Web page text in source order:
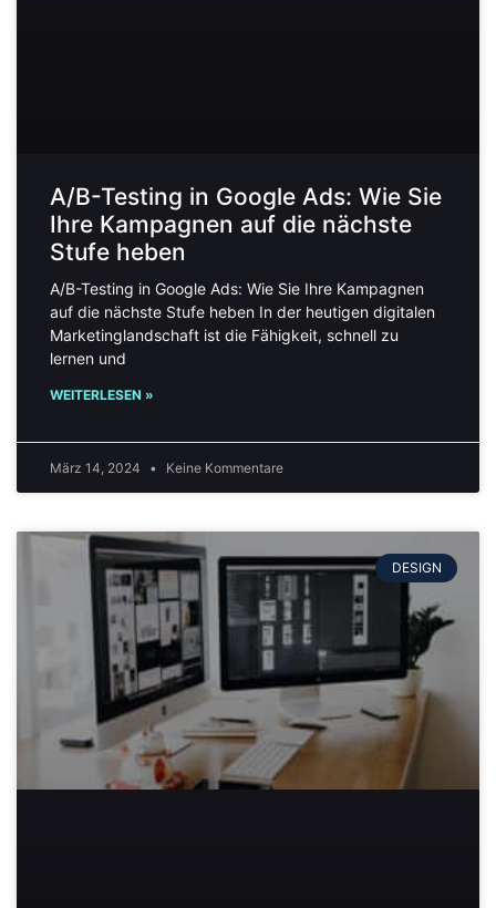
A/B-Testing in Google Ads: Wie Sie
Ihre Kampagnen auf die nächste
Stufe heben
A/B-Testing in Google Ads: Wie Sie Ihre Kampagnen
auf die nächste Stufe heben In der heutigen digitalen
Marketinglandschaft ist die Fähigkeit, schnell zu
lernen und
WEITERLESEN »
März 14, 2024 Keine Kommentare
DESIGN